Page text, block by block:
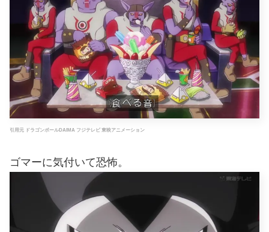
引用元 ドラゴンボールDAIMA フジテレビ 東映アニメーション
ゴマーに気付いて恐怖。